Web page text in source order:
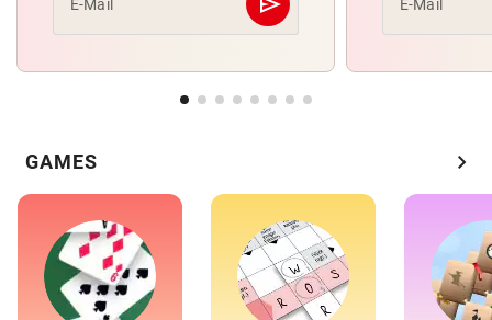
E-Mail Abschicken E-Mail
GAMES chevron_right